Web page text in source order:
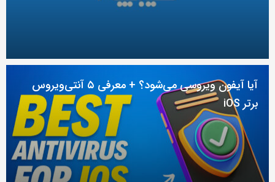
آیا آیفون ویروسی می‌شود؟ + معرفی ۵ آنتی‌ویروس
برتر iOS